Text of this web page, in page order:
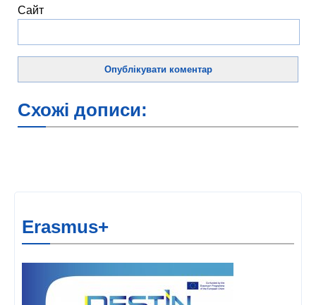
Сайт
Схожі дописи:
Erasmus+